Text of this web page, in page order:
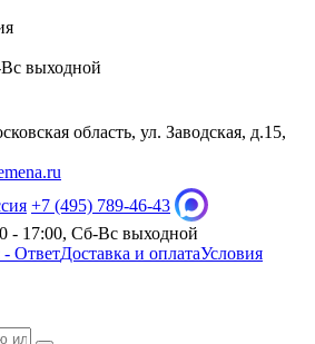
выходной
область, ул. Заводская, д.15,
+7 (495) 789-46-43
- 17:00, Сб-Вс выходной
ОтветДоставка и оплатаУсловия